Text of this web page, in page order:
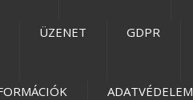
ÜZENET GDPR
ADATVÉDELEM